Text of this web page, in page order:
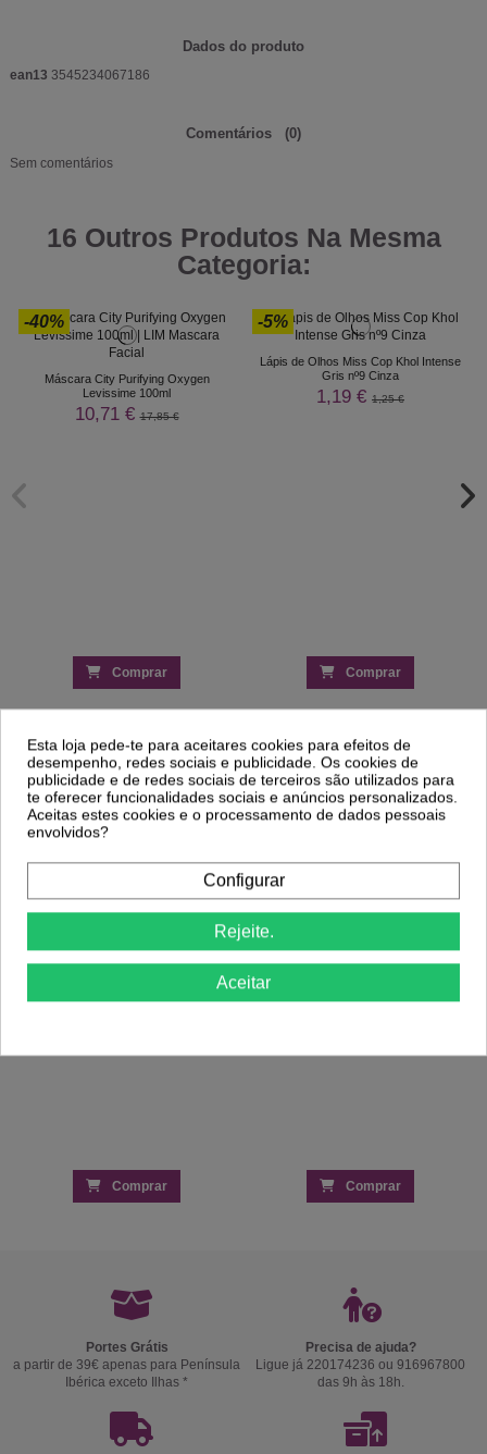
Dados do produto
ean13 3545234067186
Comentários (0)
Sem comentários
16 Outros Produtos Na Mesma
Categoria:
-40%
Máscara City Purifying Oxygen
Levissime 100ml
10,71 €17,85 €
Comprar
-5%
Lápis de Olhos Miss Cop Khol Intense
Gris nº9 Cinza
1,19 € 1,25 €
Comprar
Clientes Que Compraram Este
Produto Também Compraram:
-5%
Lápis de Olhos Miss Cop Khol Intense
1,19 €1,25 €
Comprar
Creme de Pentear Evidy Family Abacate
5,75 €7,66 €
Comprar
Portes Grátis
a partir de 39€ apenas para Península
Ibérica exceto Ilhas *
Precisa de ajuda?
Ligue já 220174236 ou 916967800
das 9h às 18h.
Esta loja pede-te para aceitares cookies para efeitos de
desempenho, redes sociais e publicidade. Os cookies de
publicidade e de redes sociais de terceiros são utilizados para
te oferecer funcionalidades sociais e anúncios personalizados.
Aceitas estes cookies e o processamento de dados pessoais
envolvidos?
Configurar
Rejeite.
Aceitar